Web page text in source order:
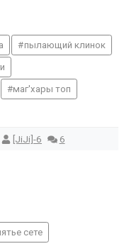
пылающий клинок
маг'хары топ
[JiJi]-6 6
сете